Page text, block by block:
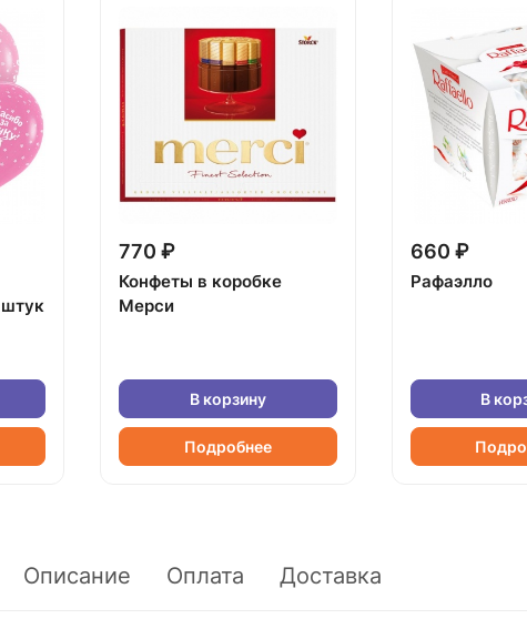
770 ₽
Конфеты в коробке
Мерси
В корзину
Подробнее
660 ₽
Рафаэлло
В
Описание Оплата Доставка